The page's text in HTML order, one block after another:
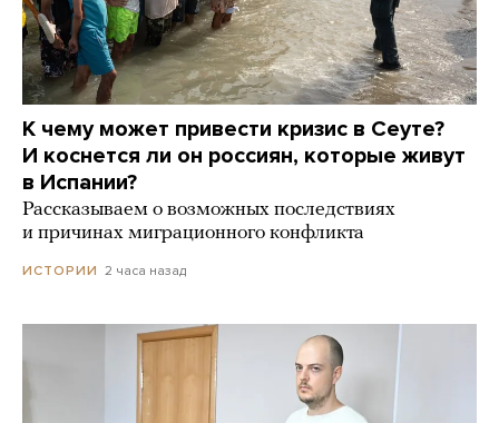
К чему может привести кризис в Сеуте?
И коснется ли он россиян, которые живут
в Испании?
Рассказываем о возможных последствиях
и причинах миграционного конфликта
ИСТОРИИ 2 часа назад